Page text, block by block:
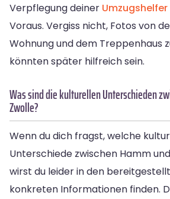
Verpflegung deiner Umzugshelfer
Voraus. Vergiss nicht, Fotos von
Wohnung und dem Treppenhaus
könnten später hilfreich sein.
Was sind die kulturellen Unterschieden
Zwolle?
Wenn du dich fragst, welche
Unterschiede zwischen Hamm
wirst du leider in den
konkreten Informationen finden.